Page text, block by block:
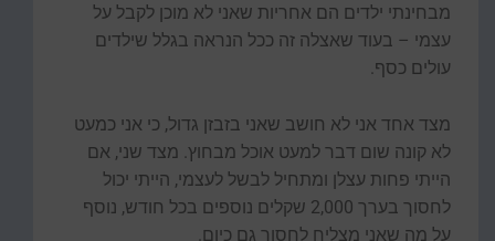
מבחינתי ילדים הם אחריות שאני לא מוכן לקבל על
עצמי – בעוד שאצלה זה ככל הנראה בגלל שילדים
עולים כסף.
מצד אחד אני לא חושב שאני בזבזן גדול, כי אני כמעט
לא קונה שום דבר למעט אוכל מבחוץ. מצד שני, אם
הייתי פחות עצלן ומתחיל לבשל לעצמי, הייתי יכול
לחסוך בערך 2,000 שקלים נוספים בכל חודש, נוסף
על מה שאני מצליח לחסוך גם כיום.